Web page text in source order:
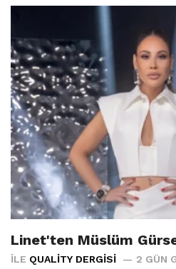
Linet'ten Müslüm
İLE QUALITY DERGISI 2 GÜN